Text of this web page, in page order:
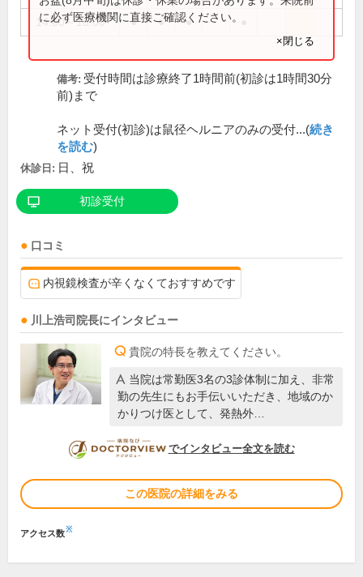
14:00～18:00 ● ● ●
に必ず医療機関に直接ご確認ください。
×閉じる
備考: 受付時間は診療終了1時間前(初診は1時間30分
前)まで
ネット受付(初診)は鼠径ヘルニアのみの受付...(続き
を読む)
休診日: 日、祝
初診受付
口コミ
内視鏡検査が辛くなくておすすめです
川上浩司 院長にインタビュー
貴院の特長を教えてください。
当院は常勤医3名の3診体制に加え、非常
勤の先生にもお手伝いいただき、地域のか
かりつけ医として、発熱外…
DOCTORVIEW
でインタビュー全文を読む
この医院の詳細をみる
アクセス数※